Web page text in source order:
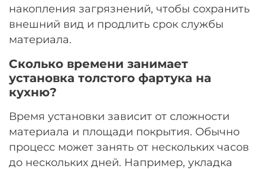
накопления загрязнений, чтобы сохранить
внешний вид и продлить срок службы
материала.
Сколько времени занимает
установка толстого фартука на
кухню?
Время установки зависит от сложности
материала и площади покрытия. Обычно
процесс может занять от нескольких часов
до нескольких дней. Например, укладка